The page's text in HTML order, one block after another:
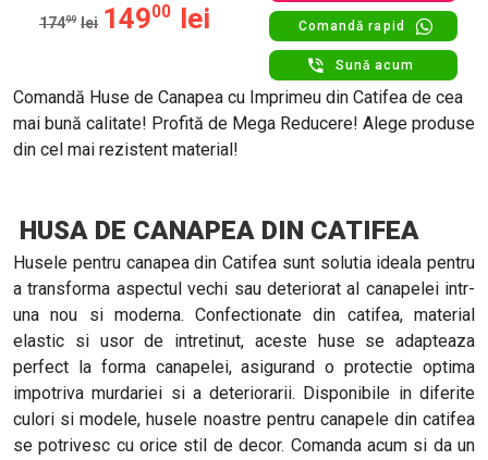
17499 lei 14900 lei Comandă rapid
Sună acum
Comandă Huse de Canapea cu Imprimeu din Catifea de cea
mai bună calitate! Profită de Mega Reducere! Alege produse
din cel mai rezistent material!
HUSA DE CANAPEA DIN CATIFEA
Husele pentru canapea din Catifea sunt solutia ideala pentru
a transforma aspectul vechi sau deteriorat al canapelei intr-
una nou si moderna. Confectionate din catifea, material
elastic si usor de intretinut, aceste huse se adapteaza
perfect la forma canapelei, asigurand o protectie optima
impotriva murdariei si a deteriorarii. Disponibile in diferite
culori si modele, husele noastre pentru canapele din catifea
se potrivesc cu orice stil de decor. Comanda acum si da un